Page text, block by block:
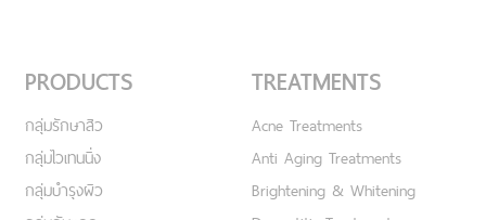
PRODUCTS
กลุ่มรักษาสิว
กลุ่มไวเทนนิ่ง
กลุ่มบำรุงผิว
TREATMENTS
Acne Treatments
Anti Aging Treatments
Brightening & Whitening